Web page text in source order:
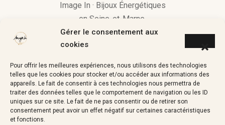
Gérer le consentement aux
cookies
Pour offrir les meilleures expériences, nous utilisons des technologies
telles que les cookies pour stocker et/ou accéder aux informations des
appareils. Le fait de consentir à ces technologies nous permettra de
traiter des données telles que le comportement de navigation ou les ID
uniques sur ce site. Le fait de ne pas consentir ou de retirer son
consentement peut avoir un effet négatif sur certaines caractéristiques
et fonctions.
Image In · Bijoux Énergétiques
en Seine-et-Marne.
« Si une pierre vous attire, c’est
apporter »
image.in.coaching@gmail.com